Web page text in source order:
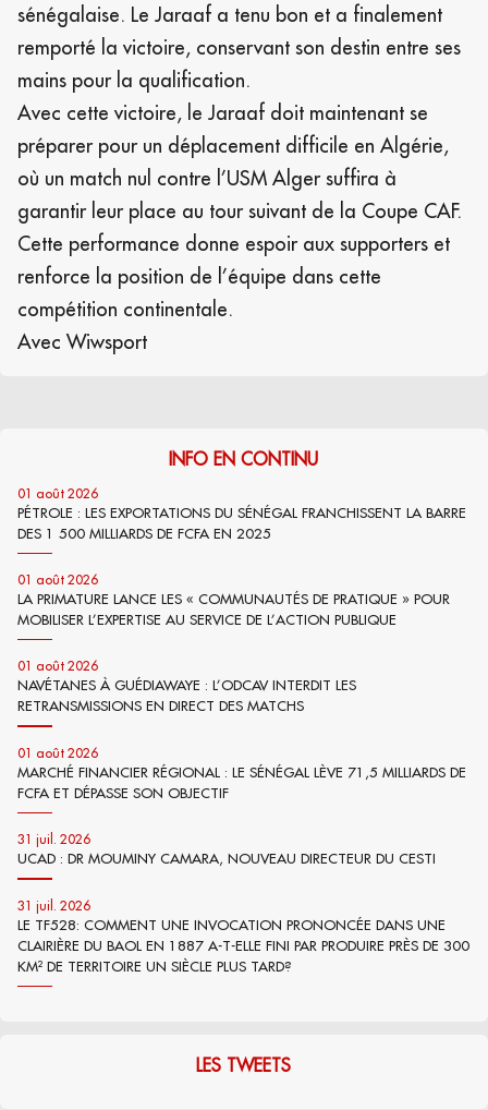
sénégalaise. Le Jaraaf a tenu bon et a finalement
remporté la victoire, conservant son destin entre ses
mains pour la qualification.
Avec cette victoire, le Jaraaf doit maintenant se
préparer pour un déplacement difficile en Algérie,
où un match nul contre l’USM Alger suffira à
garantir leur place au tour suivant de la Coupe CAF.
Cette performance donne espoir aux supporters et
renforce la position de l’équipe dans cette
compétition continentale.
Avec Wiwsport
INFO EN CONTINU
01 août 2026
PÉTROLE : LES EXPORTATIONS DU SÉNÉGAL FRANCHISSENT LA BARRE
DES 1 500 MILLIARDS DE FCFA EN 2025
01 août 2026
LA PRIMATURE LANCE LES « COMMUNAUTÉS DE PRATIQUE » POUR
MOBILISER L’EXPERTISE AU SERVICE DE L’ACTION PUBLIQUE
01 août 2026
NAVÉTANES À GUÉDIAWAYE : L’ODCAV INTERDIT LES
RETRANSMISSIONS EN DIRECT DES MATCHS
01 août 2026
MARCHÉ FINANCIER RÉGIONAL : LE SÉNÉGAL LÈVE 71,5 MILLIARDS DE
FCFA ET DÉPASSE SON OBJECTIF
31 juil. 2026
UCAD : DR MOUMINY CAMARA, NOUVEAU DIRECTEUR DU CESTI
31 juil. 2026
LE TF528: COMMENT UNE INVOCATION PRONONCÉE DANS UNE
CLAIRIÈRE DU BAOL EN 1887 A-T-ELLE FINI PAR PRODUIRE PRÈS DE 300
KM² DE TERRITOIRE UN SIÈCLE PLUS TARD?
LES TWEETS